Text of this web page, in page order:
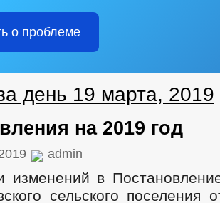
о проблеме
день 19 марта, 2019
на 2019 год
admin
изменений в
сельского